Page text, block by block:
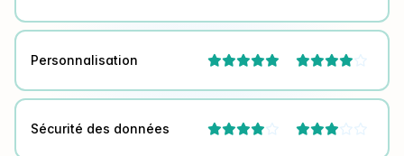
Personnalisation  
Sécurité des données  